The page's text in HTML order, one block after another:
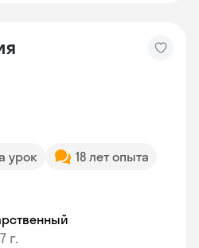
урок
18 лет опыта
г.